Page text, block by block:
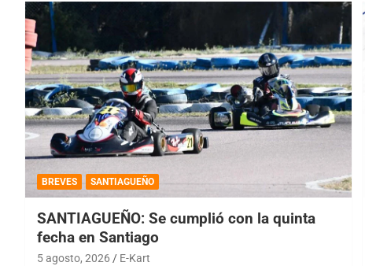
BREVES SANTIAGUEÑO
SANTIAGUEÑO: Se cumplió con la quinta
fecha en Santiago
5 agosto, 2026 E-Kart